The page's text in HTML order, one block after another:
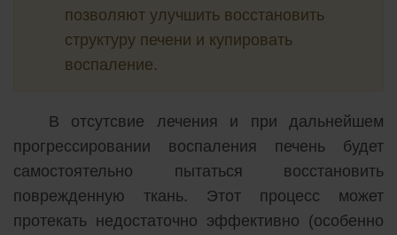
позволяют улучшить восстановить
структуру печени и купировать
воспаление.
В отсутсвие лечения и при дальнейшем
прогрессировании воспаления печень будет
самостоятельно пытаться восстановить
поврежденную ткань. Этот процесс может
протекать недостаточно эффективно (особенно